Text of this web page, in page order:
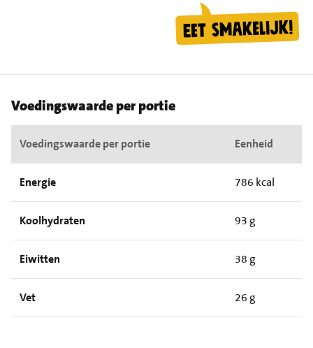
Voedingswaarde per portie
Voedingswaarde per portie Eenheid
Energie 786 kcal
Koolhydraten 93 g
Eiwitten 38 g
Vet 26 g